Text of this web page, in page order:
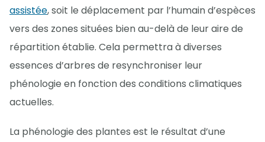
assistée, soit le déplacement par l’humain d’espèces
vers des zones situées bien au-delà de leur aire de
répartition établie. Cela permettra à diverses
essences d’arbres de resynchroniser leur
phénologie en fonction des conditions climatiques
actuelles.
La phénologie des plantes est le résultat d’une